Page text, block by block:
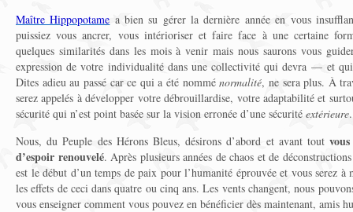
Maître Hippopotame a bien su gérer la dernière année en vous
puissiez vous ancrer, vous intérioriser et faire face à une certaine
quelques similarités dans les mois à venir mais nous saurons vous
expression de votre individualité dans une collectivité qui devra — et
Dites adieu au passé car ce qui a été nomménormalité, ne sera plus. À
serez appelés à développer votre débrouillardise, votre adaptabilité et
sécurité qui n’est point basée sur la vision erronée d’une sécurité extérieure.
Nous, du Peuple des Hérons Bleus, désirons d’abord et avant tout
d’espoir renouvelé. Après plusieurs années de chaos et de
est le début d’un temps de paix pour l’humanité éprouvée et vous serez à
les effets de ceci dans quatre ou cinq ans. Les vents changent, nous
vous enseigner comment vous pouvez en bénéficier dès maintenant, amis